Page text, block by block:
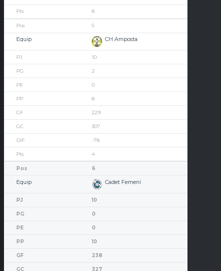
8
5
CH Amposta
10
2
0
8
229
307
-78
4
6
Cadet Femení
10
0
0
10
238
327